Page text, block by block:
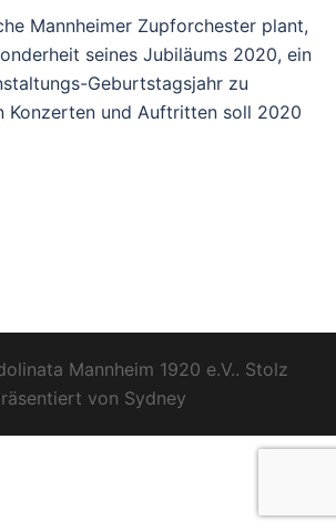
Mannheimer Zupforchester plant,
seines Jubiläums 2020, ein
Geburtstagsjahr zu
Konzerten und Auftritten soll 2020
Mannheim 1920 e.V.. Stolz
von Sydney